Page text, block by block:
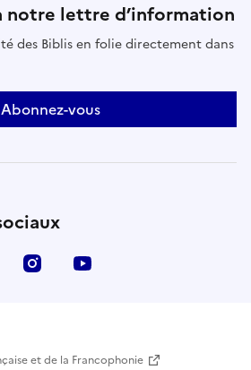
notre lettre d’information
des Biblis en folie directement dans
Abonnez-vous
Facebook Instagram
et de la Francophonie